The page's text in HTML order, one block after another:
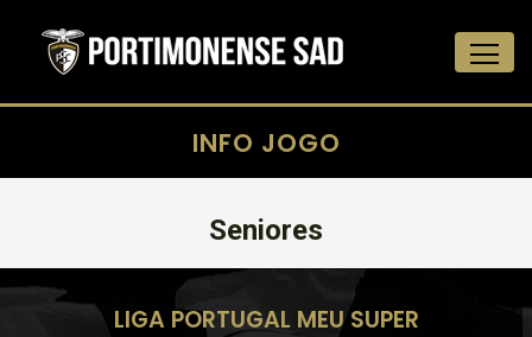
INFO JOGO
Seniores
LIGA PORTUGAL MEU SUPER